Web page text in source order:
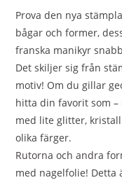
Prova den nya
bågar och former,
franska manikyr
Det skiljer sig från
motiv! Om du gillar
hitta din favorit som
med lite glitter,
olika färger.
Rutorna och andra
med nagelfolie! Detta